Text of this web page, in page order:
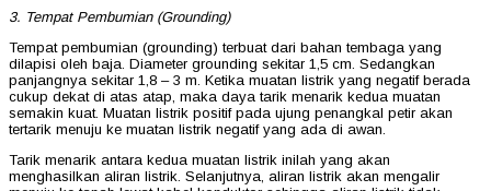
3. Tempat Pembumian (Grounding)
Tempat pembumian (grounding) terbuat dari bahan tembaga yang
dilapisi oleh baja. Diameter grounding sekitar 1,5 cm. Sedangkan
panjangnya sekitar 1,8 – 3 m. Ketika muatan listrik yang negatif berada
cukup dekat di atas atap, maka daya tarik menarik kedua muatan
semakin kuat. Muatan listrik positif pada ujung penangkal petir akan
tertarik menuju ke muatan listrik negatif yang ada di awan.
Tarik menarik antara kedua muatan listrik inilah yang akan
menghasilkan aliran listrik. Selanjutnya, aliran listrik akan mengalir